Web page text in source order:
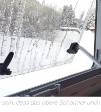
dass das obere Scharnier und